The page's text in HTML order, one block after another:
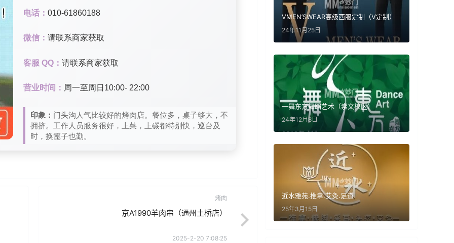
电话： 010-61860188
微信： 请联系商家获取
客服 QQ： 请联系商家获取
营业时间： 周一至周日10:00- 22:00
印象： 门头沟人气比较好的烤肉店。餐位多，桌子够大，不
拥挤。工作人员服务很好，上菜，上碳都特别快，巡台及
时，换篦子也勤。
烤肉
京A1990羊肉串（通州土桥店）
2025-2-20 7:08:25
VMEN’SWEAR高级西服定制（V定制）
24年11月25日
一舞东方舞蹈艺术（崇文校区）
24年12月8日
近水雅苑.推拿.艾灸.足道
25年3月15日